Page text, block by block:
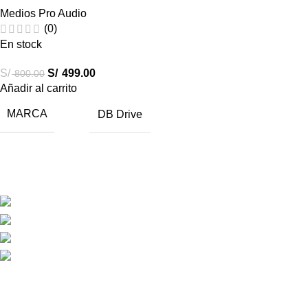
Medios Pro Audio
(0)
En stock
S/800.00 S/ 499.00
Añadir al carrito
MARCA DB Drive